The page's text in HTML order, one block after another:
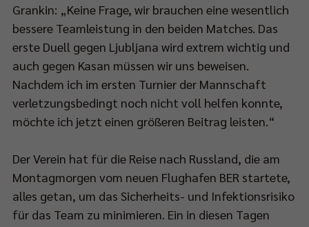
Grankin: „Keine Frage, wir brauchen eine wesentlich
bessere Teamleistung in den beiden Matches. Das
erste Duell gegen Ljubljana wird extrem wichtig und
auch gegen Kasan müssen wir uns beweisen.
Nachdem ich im ersten Turnier der Mannschaft
verletzungsbedingt noch nicht voll helfen konnte,
möchte ich jetzt einen größeren Beitrag leisten.“
Der Verein hat für die Reise nach Russland, die am
Montagmorgen vom neuen Flughafen BER startete,
alles getan, um das Sicherheits- und Infektionsrisiko
für das Team zu minimieren. Ein in diesen Tagen